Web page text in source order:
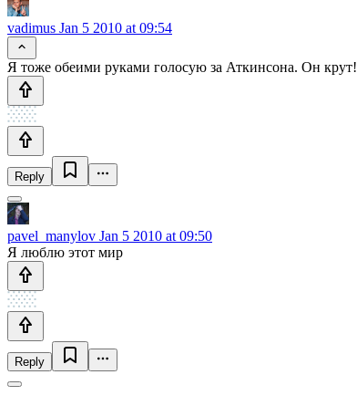
vadimus Jan 5 2010 at 09:54
Я тоже обеими руками голосую за Аткинсона. Он крут!
Reply
pavel_manylov Jan 5 2010 at 09:50
Я люблю этот мир
Reply